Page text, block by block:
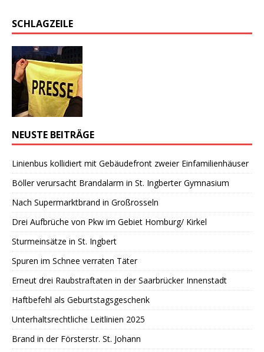
SCHLAGZEILE
NEUSTE BEITRÄGE
Linienbus kollidiert mit Gebäudefront zweier Einfamilienhäuser
Böller verursacht Brandalarm in St. Ingberter Gymnasium
Nach Supermarktbrand in Großrosseln
Drei Aufbrüche von Pkw im Gebiet Homburg/ Kirkel
Sturmeinsätze in St. Ingbert
Spuren im Schnee verraten Täter
Erneut drei Raubstraftaten in der Saarbrücker Innenstadt
Haftbefehl als Geburtstagsgeschenk
Unterhaltsrechtliche Leitlinien 2025
Brand in der Försterstr. St. Johann